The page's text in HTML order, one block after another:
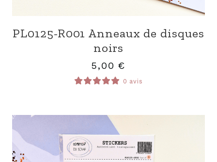
PL0125-R001 Anneaux de disques
noirs
5,00 €
0 avis